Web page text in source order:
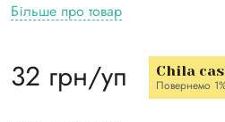
Більше про товар
32 грн/уп Chila
Повернемо